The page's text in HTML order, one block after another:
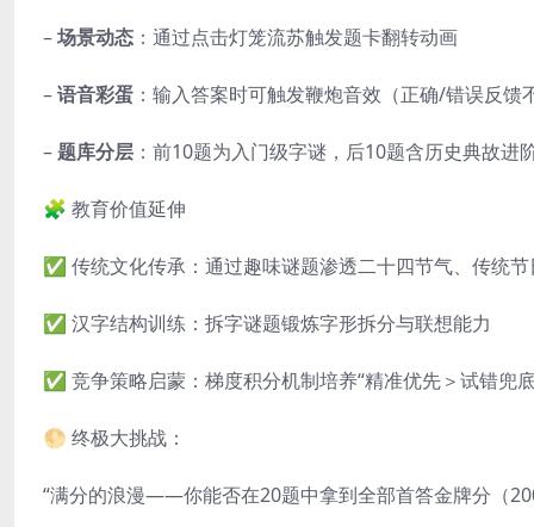
–场景动态 ：通过点击灯笼流苏触发题卡翻转动画
–语音彩蛋 ：输入答案时可触发鞭炮音效（正确/错误反馈
–题库分层 ：前10题为入门级字谜，后10题含历史典故进
🧩 教育价值延伸
✅ 传统文化传承：通过趣味谜题渗透二十四节气、传统
✅ 汉字结构训练：拆字谜题锻炼字形拆分与联想能力
✅ 竞争策略启蒙：梯度积分机制培养“精准优先＞试错兜
🌕 终极大挑战：
“满分的浪漫——你能否在20题中拿到全部首答金牌分（